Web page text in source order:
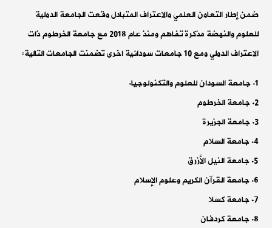
ضمن إطار التعاون العلمي والاعتراف المتبادل وقعت الجامعة الدولية
للعلوم والنهضة مذكرة تفاهم ومنذ عام 2018 مع جامعة الخرطوم ذات
الاعتراف الدولي ومع 10 جامعات سودانية اخرى تضمنت الجامعات التالية:
جامعة السودان للعلوم والتكنولوجيا.
جامعة الخرطوم
جامعة الجزيرة
جامعة السلام
جامعة النيل الأزرق
جامعة القرآن الكريم وعلوم الإسلام
جامعة كسلا
جامعة كردفان